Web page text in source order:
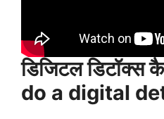
डिजिटल डिटॉक्स
do a digital